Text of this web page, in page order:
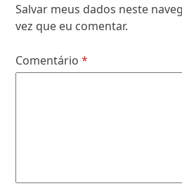
Salvar meus dados neste
vez que eu comentar.
Comentário*